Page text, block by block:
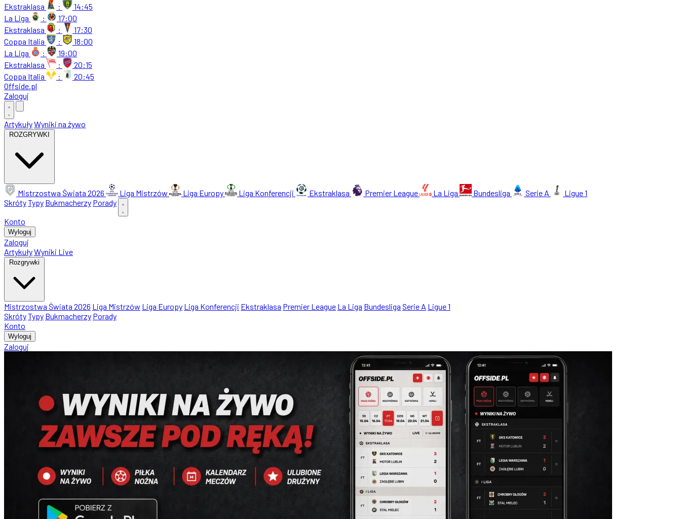
Ekstraklasa
:
14:45
La Liga
:
17:00
Ekstraklasa
:
17:30
Coppa Italia
:
18:00
La Liga
:
19:00
Ekstraklasa
:
20:15
Coppa Italia
:
20:45
Offside.pl
Zaloguj
ArtykułyWyniki na żywo
ROZGRYWKI
Mistrzostwa Świata 2026 Liga Mistrzów Liga Europy Liga Konferencji Ekstraklasa Premier League La Liga Bundesliga Serie A
Ligue 1
SkrótyTypy Bukmacherzy Porady
Konto
Wyloguj
Zaloguj
ArtykułyWyniki Live
Rozgrywki
Mistrzostwa Świata 2026 Liga Mistrzów Liga Europy Liga Konferencji Ekstraklasa Premier League La Liga Bundesliga Serie A Ligue 1
SkrótyTypy Bukmacherzy Porady
Konto
Wyloguj
Zaloguj